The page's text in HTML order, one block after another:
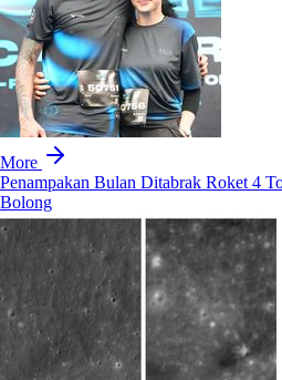
More
Penampakan Bulan Ditabrak Roket 4
Bolong